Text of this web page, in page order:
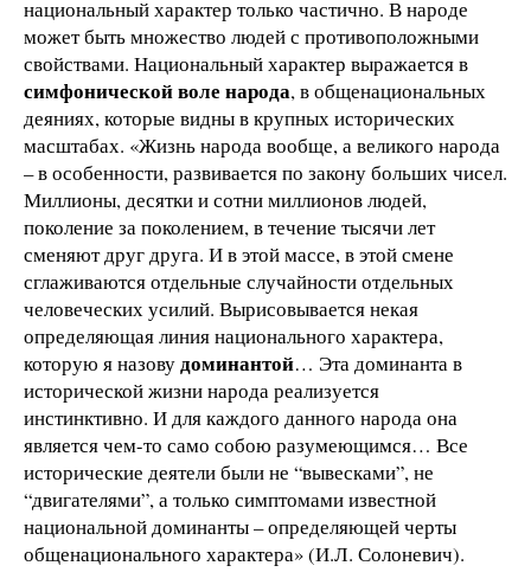
национальный характер только частично. В народе
может быть множество людей с противоположными
свойствами. Национальный характер выражается в
симфонической воле народа, в общенациональных
деяниях, которые видны в крупных исторических
масштабах. «Жизнь народа вообще, а великого народа
– в особенности, развивается по закону больших чисел.
Миллионы, десятки и сотни миллионов людей,
поколение за поколением, в течение тысячи лет
сменяют друг друга. И в этой массе, в этой смене
сглаживаются отдельные случайности отдельных
человеческих усилий. Вырисовывается некая
определяющая линия национального характера,
которую я назовудоминантой… Эта доминанта в
исторической жизни народа реализуется
инстинктивно. И для каждого данного народа она
является чем-то само собою разумеющимся… Все
исторические деятели были не “вывесками”, не
“двигателями”, а только симптомами известной
национальной доминанты – определяющей черты
общенационального характера» (И.Л. Солоневич).